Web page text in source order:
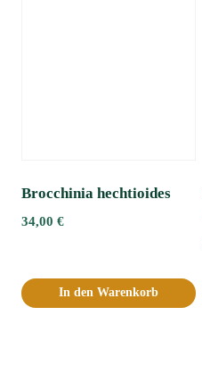
Brocchinia hechtioides
34,00 €
In den Warenkorb